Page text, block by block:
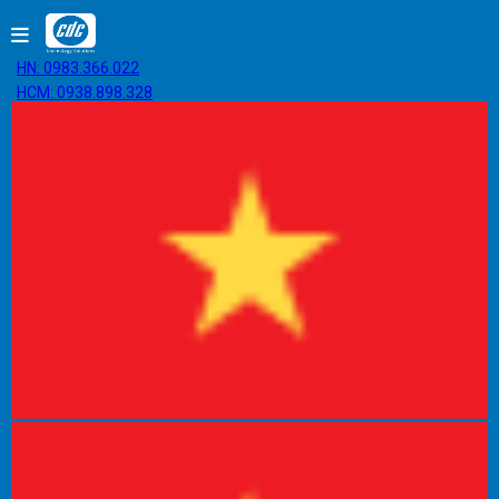
HN: 0983.366.022
HCM: 0938.898.328